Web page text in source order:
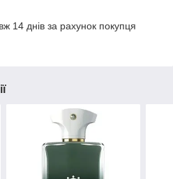
14 днів за рахунок покупця